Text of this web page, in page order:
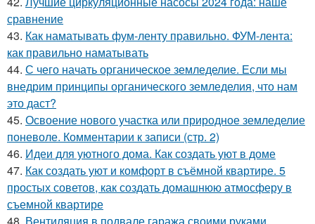
сравнение
43. Как наматывать фум-ленту правильно. ФУМ-лента:
как правильно наматывать
44. С чего начать органическое земледелие. Если мы
внедрим принципы органического земледелия, что нам
это даст?
45. Освоение нового участка или природное земледелие
поневоле. Комментарии к записи (стр. 2)
46. Идеи для уютного дома. Как создать уют в доме
47. Как создать уют и комфорт в съёмной квартире. 5
простых советов, как создать домашнюю атмосферу в
съемной квартире